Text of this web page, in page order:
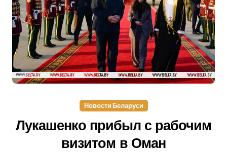
Новости Беларуси
Лукашенко прибыл с рабочим
визитом в Оман